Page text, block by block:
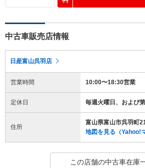
中古車販売店情報
日産富山呉羽店
営業時間 10:00〜18:30営業
定休日 毎週火曜日、および
住所
富山県富山市呉羽町
地図を見る（Yahoo!
この店舗の中古車在庫